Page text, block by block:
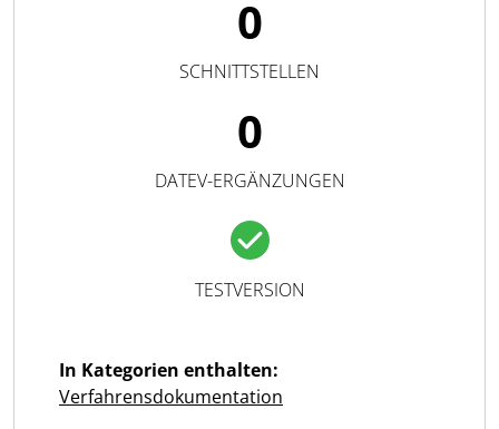
0
SCHNITTSTELLEN
0
DATEV-ERGÄNZUNGEN
TESTVERSION
In Kategorien enthalten:
Verfahrensdokumentation